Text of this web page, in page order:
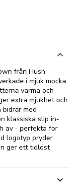
från Hush
i mjuk mocka
varma och
extra mjukhet och
med
klassiska slip in-
av - perfekta för
logotyp pryder
ger ett tidlöst